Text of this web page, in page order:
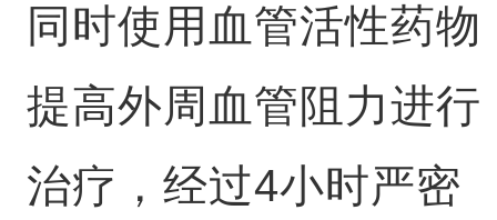
同时使用血管活性药物
提高外周血管阻力进行
治疗，经过4小时严密